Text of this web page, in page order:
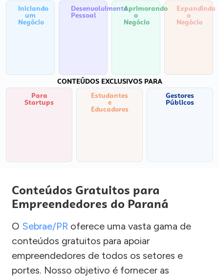
Iniciando
um
Negócio
Desenvolvimento
Pessoal
Aprimorando
o
Negócio
Expandindo
o
Negócio
CONTEÚDOS EXCLUSIVOS PARA
Para
Startups
Estudantes
e
Educadores
Gestores
Públicos
Conteúdos Gratuitos para
Empreendedores do Paraná
O Sebrae/PR oferece uma vasta gama de
conteúdos gratuitos para apoiar
empreendedores de todos os setores e
portes. Nosso objetivo é fornecer as